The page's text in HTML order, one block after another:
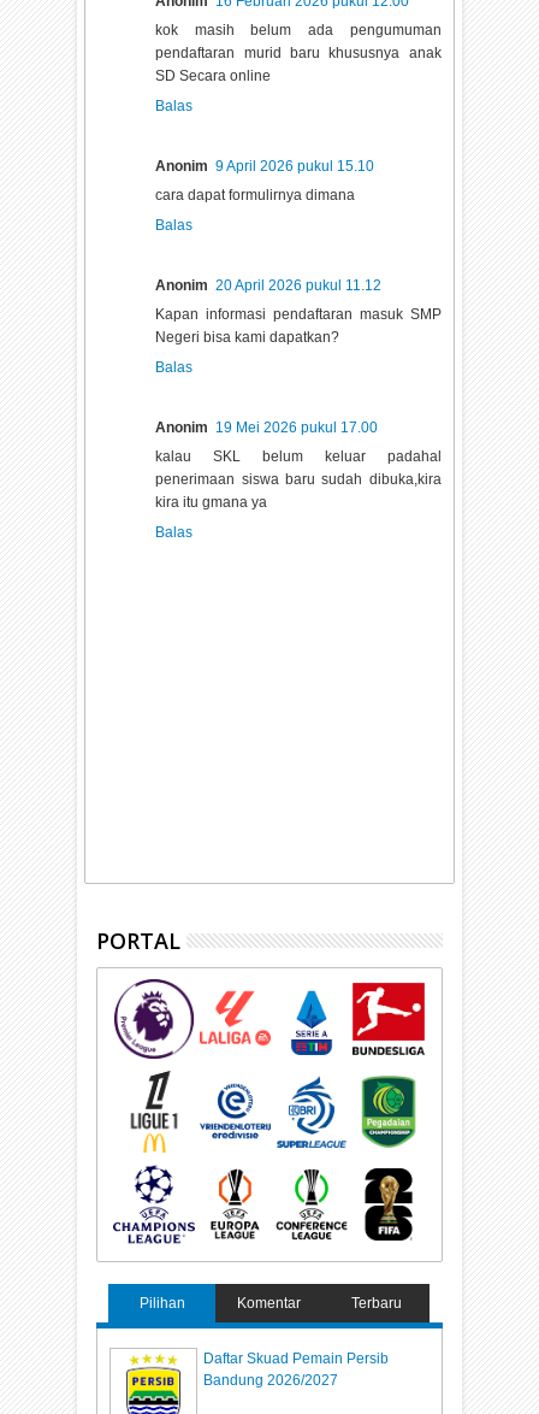
kok masih belum ada pengumuman
pendaftaran murid baru khususnya anak
SD Secara online
Balas
Anonim 9 April 2026 pukul 15.10
cara dapat formulirnya dimana
Balas
Anonim 20 April 2026 pukul 11.12
Kapan informasi pendaftaran masuk SMP
Negeri bisa kami dapatkan?
Balas
Anonim 19 Mei 2026 pukul 17.00
kalau SKL belum keluar padahal
penerimaan siswa baru sudah dibuka,kira
kira itu gmana ya
Balas
PORTAL
Pilihan Komentar Terbaru
Daftar Skuad Pemain Persib
Bandung 2026/2027